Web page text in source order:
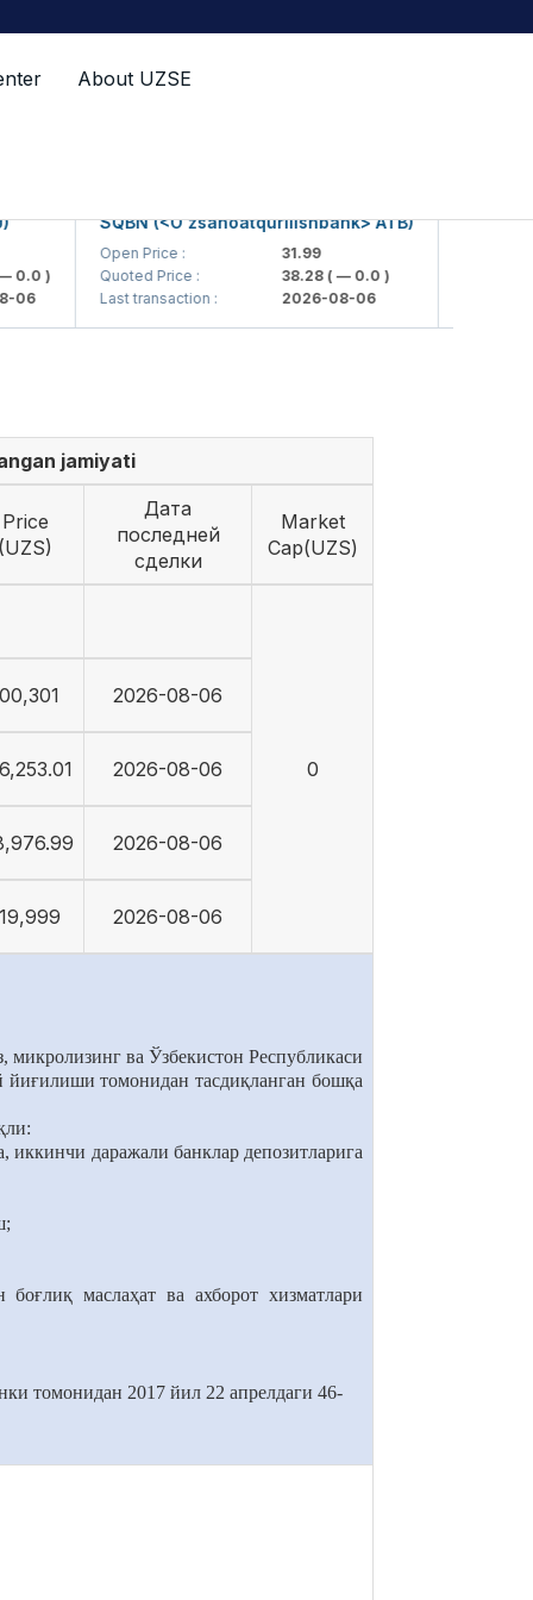
About UZSE
)
SQBN (<O'zsanoatqurilishbank> ATB)
Open Price :
31.99
Quoted Price :
38.28( — 0.0 )
Last transaction :
2026-08-06
SQBNP
jamiyati
Price
(UZS)
Дата
последней
сделки
Market
Cap(UZS)
0
2026-08-06
2026-08-06
2026-08-06
2026-08-06
ва Ўзбекистон Республикаси
томонидан тасдиқланган бошқа
иккинчи даражали банклар депозитларига
маслаҳат ва ахборот хизматлари
томонидан 2017 йил 22 апрелдаги 46-